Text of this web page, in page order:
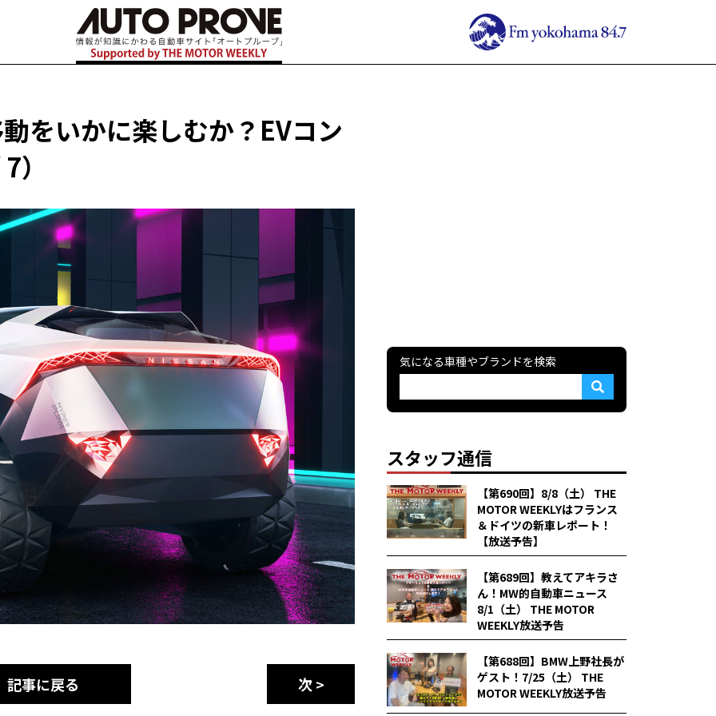
をいかに楽しむか？EVコン
記事に戻る 次 >
気になる車種やブランドを検索
スタッフ通信
【第690回】8/8（土） THE
MOTOR WEEKLYはフランス
＆ドイツの新車レポート！
【放送予告】
【第689回】教えてアキラさ
ん！MW的自動車ニュース
8/1（土） THE MOTOR
WEEKLY放送予告
【第688回】BMW上野社長が
ゲスト！7/25（土） THE
MOTOR WEEKLY放送予告